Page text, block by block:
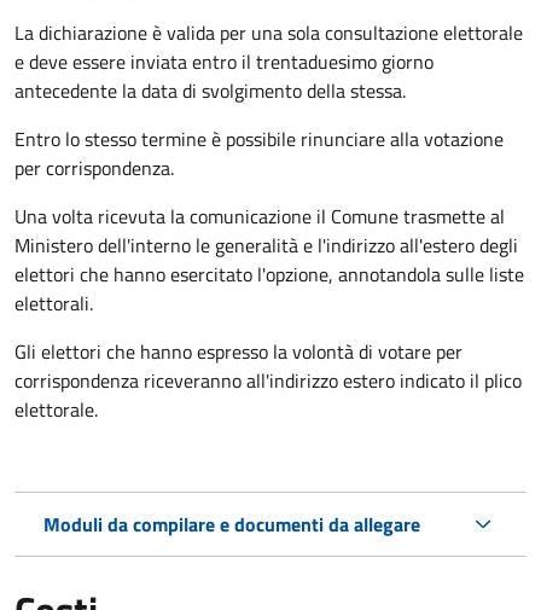
La dichiarazione è valida per una sola consultazione elettorale
e deve essere inviata entro il trentaduesimo giorno
antecedente la data di svolgimento della stessa.
Entro lo stesso termine è possibile rinunciare alla votazione
per corrispondenza.
Una volta ricevuta la comunicazione il Comune trasmette al
Ministero dell'interno le generalità e l'indirizzo all'estero degli
elettori che hanno esercitato l'opzione, annotandola sulle liste
elettorali.
Gli elettori che hanno espresso la volontà di votare per
corrispondenza riceveranno all'indirizzo estero indicato il plico
elettorale.
Moduli da compilare e documenti da allegare